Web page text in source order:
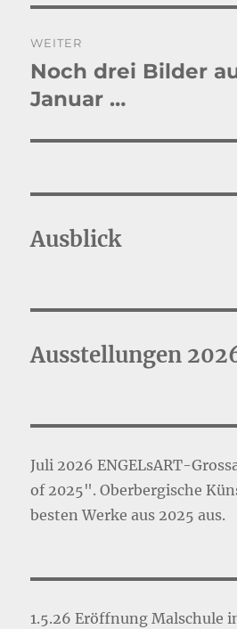
WEITER
Nächster
Beitrag:
Noch drei Bilder
Januar …
Ausblick
Ausstellungen
Juli 2026 ENGELsART-
of 2025". Oberbergische
besten Werke aus 2025 aus.
1.5.26 Eröffnung Malschule